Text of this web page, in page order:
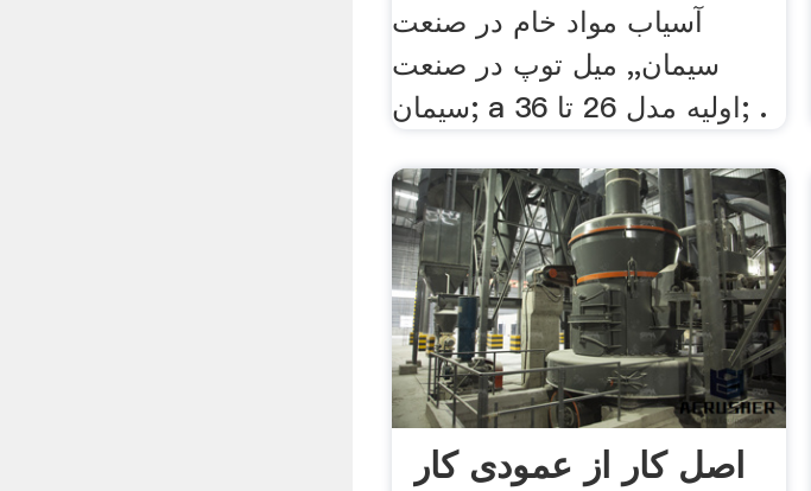
آسیاب مواد خام در صنعت
سیمان,, میل توپ در صنعت
سیمان; a اولیه مدل 26 تا 36; .
اصل کار از عمودی کار